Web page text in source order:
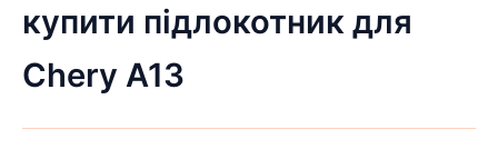
купити підлокотник для
Chery A13